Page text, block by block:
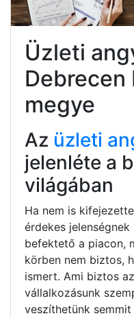
Üzleti
Debrecen
megye
Az üzleti
jelenléte a
világában
Ha nem is
érdekes
befektető a piacon,
körben nem biztos,
ismert. Ami biztos
vállalkozásunk
veszíthetünk